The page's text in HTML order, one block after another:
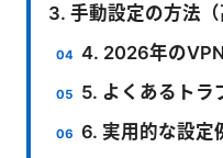
3. 手動設定の方法（
4. 2026年の
5. よくあるトラ
6. 実用的な設定